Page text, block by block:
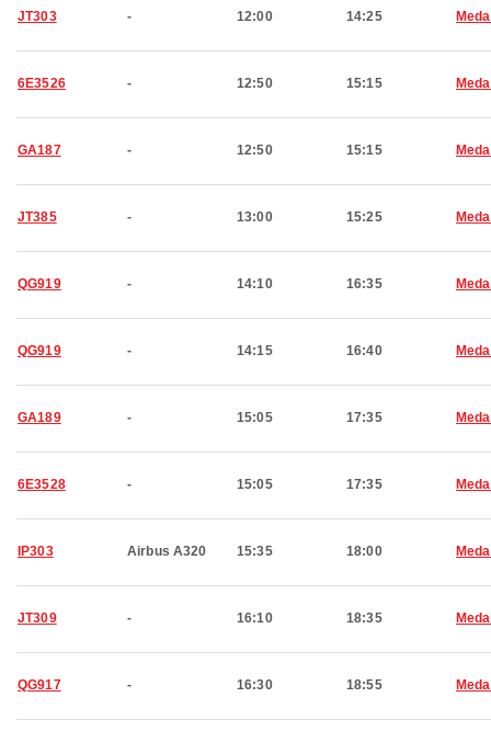
JT303 - 12:00 14:25
6E3526 - 12:50 15:15
GA187 - 12:50 15:15
JT385 - 13:00 15:25
QG919 - 14:10 16:35
QG919 - 14:15 16:40
GA189 - 15:05 17:35
6E3528 - 15:05 17:35
IP303 Airbus A320 15:35 18:00
JT309 - 16:10 18:35
QG917 - 16:30 18:55